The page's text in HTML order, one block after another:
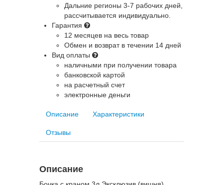
Дальние регионы 3-7 рабочих дней,
рассчитывается индивидуально.
Гарантия
12 месяцев на весь товар
Обмен и возврат в течении 14 дней
Вид оплаты
наличными при получении товара
банковской картой
на расчетный счет
электронные деньги
Описание Характеристики
Отзывы
Описание